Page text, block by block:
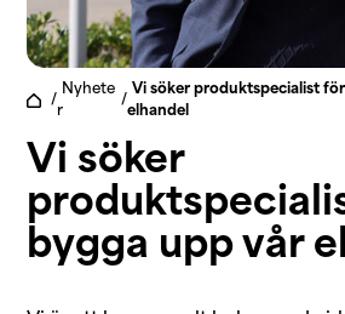
/
Nyhete
r
/
Vi söker produktspecialist
elhandel
Vi söker
bygga upp vår